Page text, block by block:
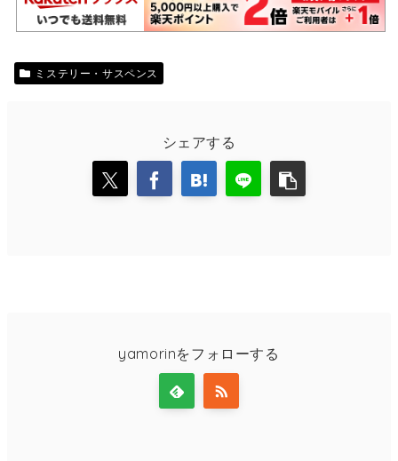
ミステリー・サスペンス
シェアする
yamorinをフォローする